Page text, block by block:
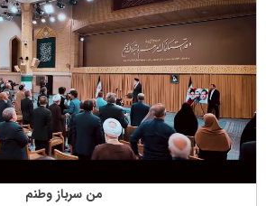
من سرباز وطنم